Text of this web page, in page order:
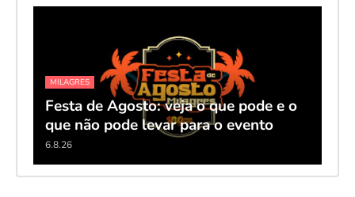
MILAGRES
Festa de Agosto: veja o que pode e o
que não pode levar para o evento
6.8.26